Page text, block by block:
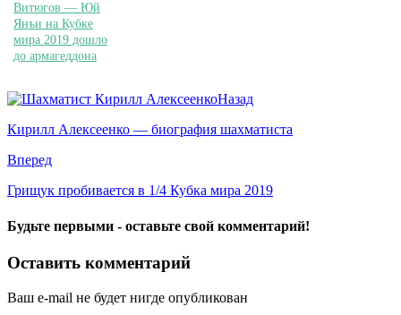
Витюгов — Юй
Янъи на Кубке
мира 2019 дошло
до армагеддона
Назад
Кирилл Алексеенко — биография шахматиста
Вперед
Грищук пробивается в 1/4 Кубка мира 2019
Будьте первыми - оставьте свой комментарий!
Оставить комментарий
Ваш e-mail не будет нигде опубликован